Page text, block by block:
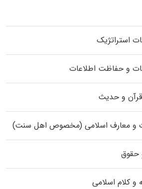
استراتژیک
و حفاظت اطلاعات
و حدیث
و معارف اسلامی (مخصوص اهل سنت)
حقوق
و کلام اسلامی